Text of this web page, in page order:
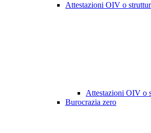
Attestazioni OIV o
Attestazioni OIV o
Burocrazia zero